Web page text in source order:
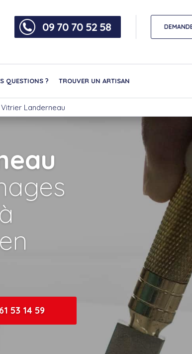
09 70 70 52 58
QUESTIONS ? TROUVER UN ARTISAN
Vitrier Landerneau
53 14 59